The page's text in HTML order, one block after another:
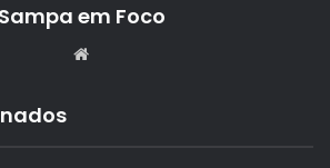
Sampa em Foco
Website